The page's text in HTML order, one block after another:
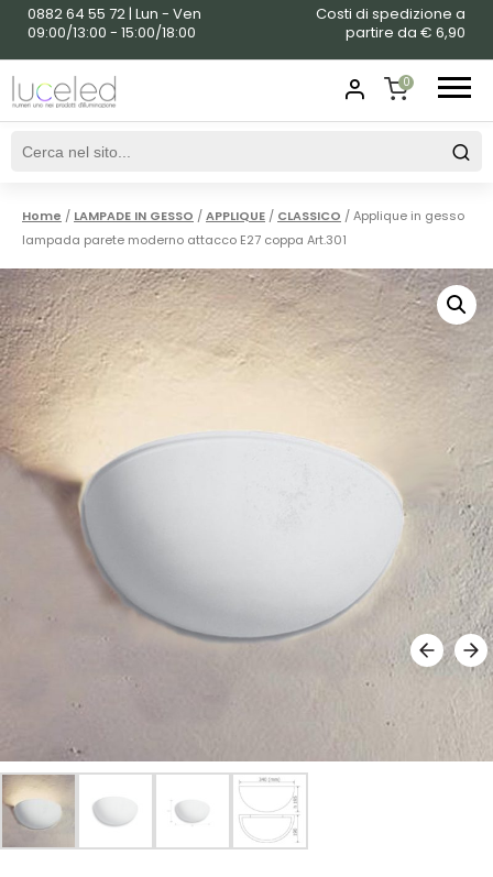
0882 64 55 72 | Lun - Ven
09:00/13:00 - 15:00/18:00
Costi di spedizione a
partire da € 6,90
0
SHOPPING
Home / LAMPADE IN GESSO /APPLIQUE / CLASSICO / Applique in gesso
lampada parete moderno attacco E27 coppa Art.301